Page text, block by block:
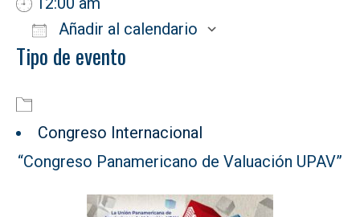
Añadir al calendario
Descargar ICS
Tipo de evento
Congreso Internacional
“Congreso Panamericano de Valuación UPAV”